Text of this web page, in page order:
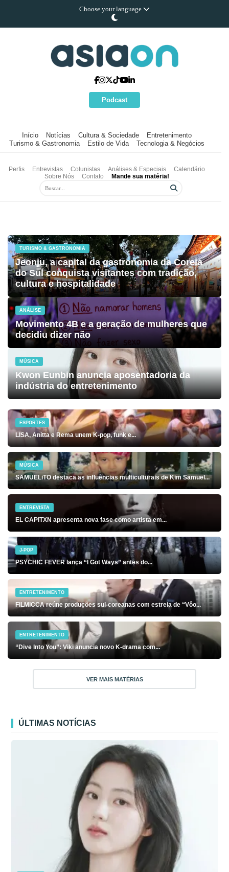
Choose your language
Podcast
Início Notícias Cultura & Sociedade
Entretenimento
Turismo & Gastronomia
Estilo de Vida Tecnologia & Negócios
Perfis Entrevistas Colunistas Análises & Especiais
Calendário
Sobre Nós
Contato Mande sua matéria!
TURISMO & GASTRONOMIA
Jeonju, a capital da gastronomia da Coreia
do Sul conquista visitantes com tradição,
cultura e hospitalidade
ANÁLISE
Movimento 4B e a geração de mulheres que
decidiu dizer não
MÚSICA
Kwon Eunbin anuncia aposentadoria da
indústria do entretenimento
ESPORTES
LISA, Anitta e Rema unem K-pop, funk e...
MÚSICA
SAMUELiTO destaca as influências multiculturais de Kim Samuel...
ENTREVISTA
EL CAPITXN apresenta nova fase como artista em...
J-POP
PSYCHIC FEVER lança “I Got Ways” antes do...
ENTRETENIMENTO
FILMICCA reúne produções sul-coreanas com estreia de “Vôo...
ENTRETENIMENTO
“Dive Into You”: Viki anuncia novo K-drama com...
VER MAIS MATÉRIAS
ÚLTIMAS NOTÍCIAS